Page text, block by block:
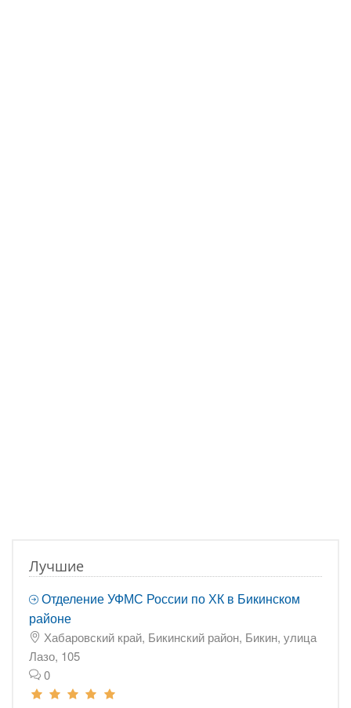
Лучшие
Отделение УФМС России по ХК в Бикинском
районе
Хабаровский край, Бикинский район, Бикин, улица
Лазо, 105
0